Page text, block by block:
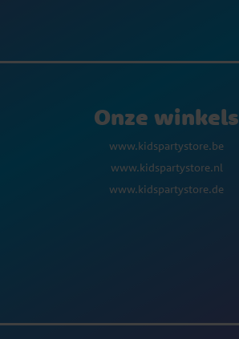
Onze winkels
www.kidspartystore.be
www.kidspartystore.nl
www.kidspartystore.de